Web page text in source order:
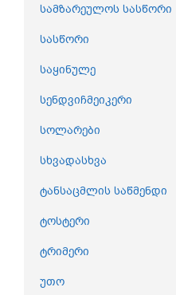
სამზარეულოს სასწორი
სასწორი
საყინულე
სენდვიჩმეიკერი
სოლარები
სხვადასხვა
ტანსაცმლის საწმენდი
ტოსტერი
ტრიმერი
უთო